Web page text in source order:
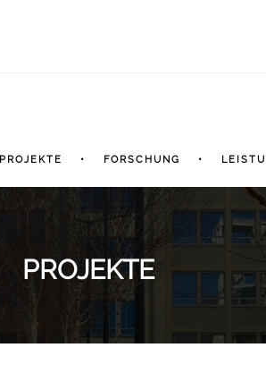
PROJEKTE FORSCHUNG
PROJEKTE